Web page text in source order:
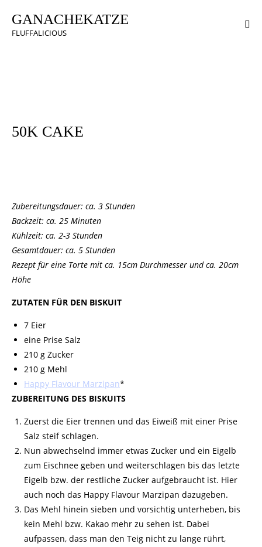
GANACHEKATZE
FLUFFALICIOUS
50K CAKE
Zubereitungsdauer: ca. 3 Stunden
Backzeit: ca. 25 Minuten
Kühlzeit: ca. 2-3 Stunden
Gesamtdauer: ca. 5 Stunden
Rezept für eine Torte mit ca. 15cm Durchmesser und ca. 20cm
Höhe
ZUTATEN FÜR DEN BISKUIT
7 Eier
eine Prise Salz
210 g Zucker
210 g Mehl
Happy Flavour Marzipan*
ZUBEREITUNG DES BISKUITS
Zuerst die Eier trennen und das Eiweiß mit einer Prise
Salz steif schlagen.
Nun abwechselnd immer etwas Zucker und ein Eigelb
zum Eischnee geben und weiterschlagen bis das letzte
Eigelb bzw. der restliche Zucker aufgebraucht ist. Hier
auch noch das Happy Flavour Marzipan dazugeben.
Das Mehl hinein sieben und vorsichtig unterheben, bis
kein Mehl bzw. Kakao mehr zu sehen ist. Dabei
aufpassen, dass man den Teig nicht zu lange rührt,